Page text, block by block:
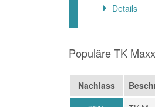
Details
Populäre TK
Nachlass